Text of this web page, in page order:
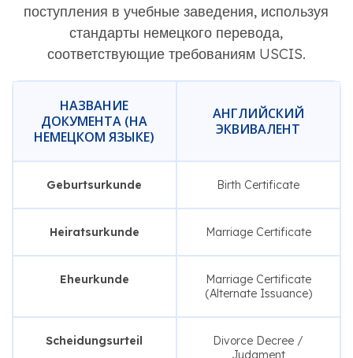
поступления в учебные заведения, используя
стандарты немецкого перевода,
соответствующие требованиям USCIS.
НАЗВАНИЕ
ДОКУМЕНТА (НА
НЕМЕЦКОМ ЯЗЫКЕ)
АНГЛИЙСКИЙ
ЭКВИВАЛЕНТ
Geburtsurkunde Birth Certificate
Heiratsurkunde Marriage Certificate
Eheurkunde
Marriage Certificate
(Alternate Issuance)
Scheidungsurteil
Divorce Decree /
Judgment